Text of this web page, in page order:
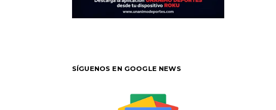
SÍGUENOS EN GOOGLE NEWS